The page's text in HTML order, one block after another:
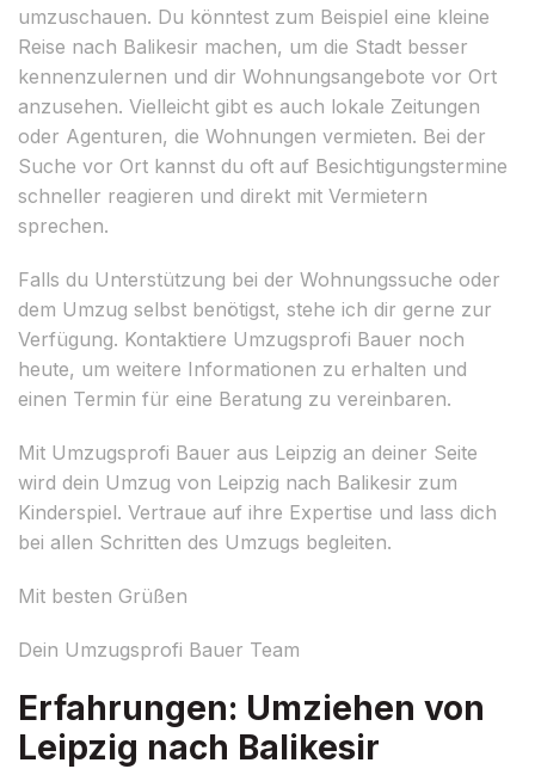
umzuschauen. Du könntest zum Beispiel eine kleine
Reise nach Balikesir machen, um die Stadt besser
kennenzulernen und dir Wohnungsangebote vor Ort
anzusehen. Vielleicht gibt es auch lokale Zeitungen
oder Agenturen, die Wohnungen vermieten. Bei der
Suche vor Ort kannst du oft auf Besichtigungstermine
schneller reagieren und direkt mit Vermietern
sprechen.
Falls du Unterstützung bei der Wohnungssuche oder
dem Umzug selbst benötigst, stehe ich dir gerne zur
Verfügung. Kontaktiere Umzugsprofi Bauer noch
heute, um weitere Informationen zu erhalten und
einen Termin für eine Beratung zu vereinbaren.
Mit Umzugsprofi Bauer aus Leipzig an deiner Seite
wird dein Umzug von Leipzig nach Balikesir zum
Kinderspiel. Vertraue auf ihre Expertise und lass dich
bei allen Schritten des Umzugs begleiten.
Mit besten Grüßen
Dein Umzugsprofi Bauer Team
Erfahrungen: Umziehen von
Leipzig nach Balikesir